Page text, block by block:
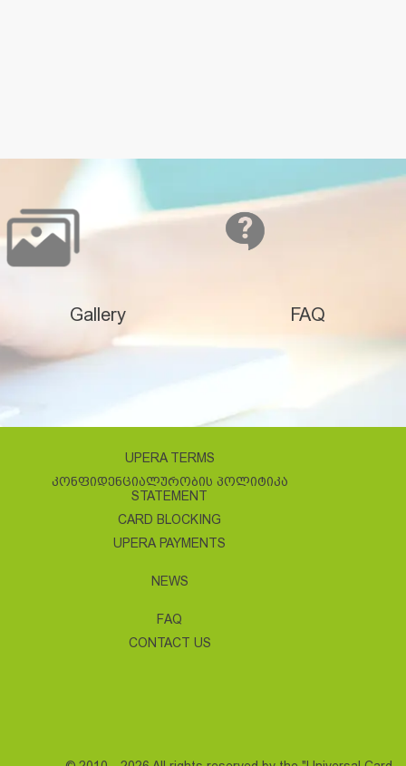
Gallery FAQ
UPERA TERMS
ᲙᲝᲜᲤᲘᲓᲔᲜᲪᲘᲐᲚᲣᲠᲝᲑᲘᲡ ᲞᲝᲚᲘᲢᲘᲙᲐ
STATEMENT
CARD BLOCKING
UPERA PAYMENTS
NEWS
FAQ
CONTACT US